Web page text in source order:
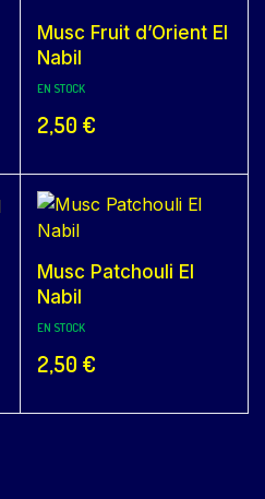
Musc Fruit d’Orient El
Nabil
EN STOCK
2,50 €
Musc Patchouli El
Nabil
EN STOCK
2,50 €